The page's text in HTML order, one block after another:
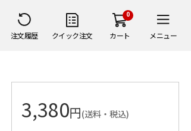
注文履歴 クイック注文
0
カート メニュー
3,380円(送料・税込)